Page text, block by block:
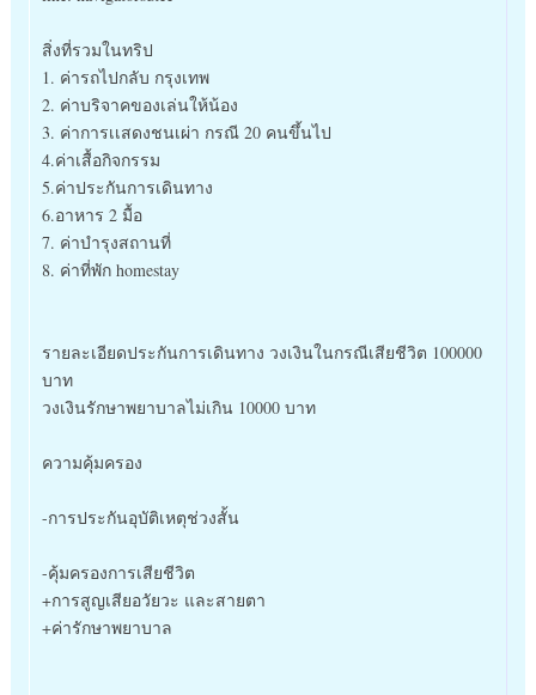
สิ่งที่รวมในทริป
1. ค่ารถไปกลับ กรุงเทพ
2. ค่าบริจาคของเล่นให้น้อง
3. ค่าการเเสดงชนเผ่า กรณี 20 คนขึ้นไป
4.ค่าเสื้อกิจกรรม
5.ค่าประกันการเดินทาง
6.อาหาร 2 มื้อ
7. ค่าบำรุงสถานที่
8. ค่าที่พัก homestay
รายละเอียดประกันการเดินทาง วงเงินในกรณีเสียชีวิต 100000
บาท
วงเงินรักษาพยาบาลไม่เกิน 10000 บาท
ความคุ้มครอง
-การประกันอุบัติเหตุช่วงสั้น
-คุ้มครองการเสียชีวิต
+การสูญเสียอวัยวะ และสายตา
+ค่ารักษาพยาบาล